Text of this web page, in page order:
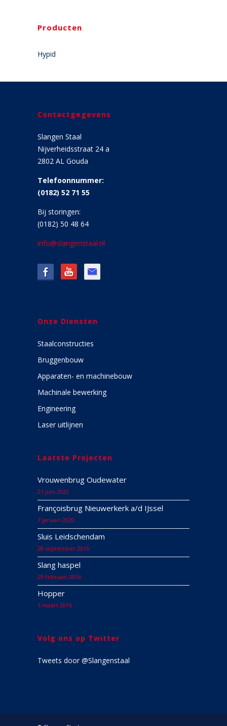
Producten
Hypid
Contactgegevens
Slangen Staal
Nijverheidsstraat 24 a
2802 AL Gouda
Telefoonnummer:
(0182) 52 71 55
Bij storingen:
(0182) 50 48 64
info@slangenstaal.nl
Onze Diensten
Staalconstructies
Bruggenbouw
Apparaten- en machinebouw
Machinale bewerking
Engineering
Laser uitlijnen
Laatste Projecten
Vrouwenbrug Oudewater
21 juni 2022
Françoisbrug Nieuwerkerk a/d IJssel
7 januari 2020
Sluis Leidschendam
28 september 2016
Slang haspel
29 februari 2016
Hopper
1 maart 2016
Volg ons op Twitter
Tweets door @Slangenstaal